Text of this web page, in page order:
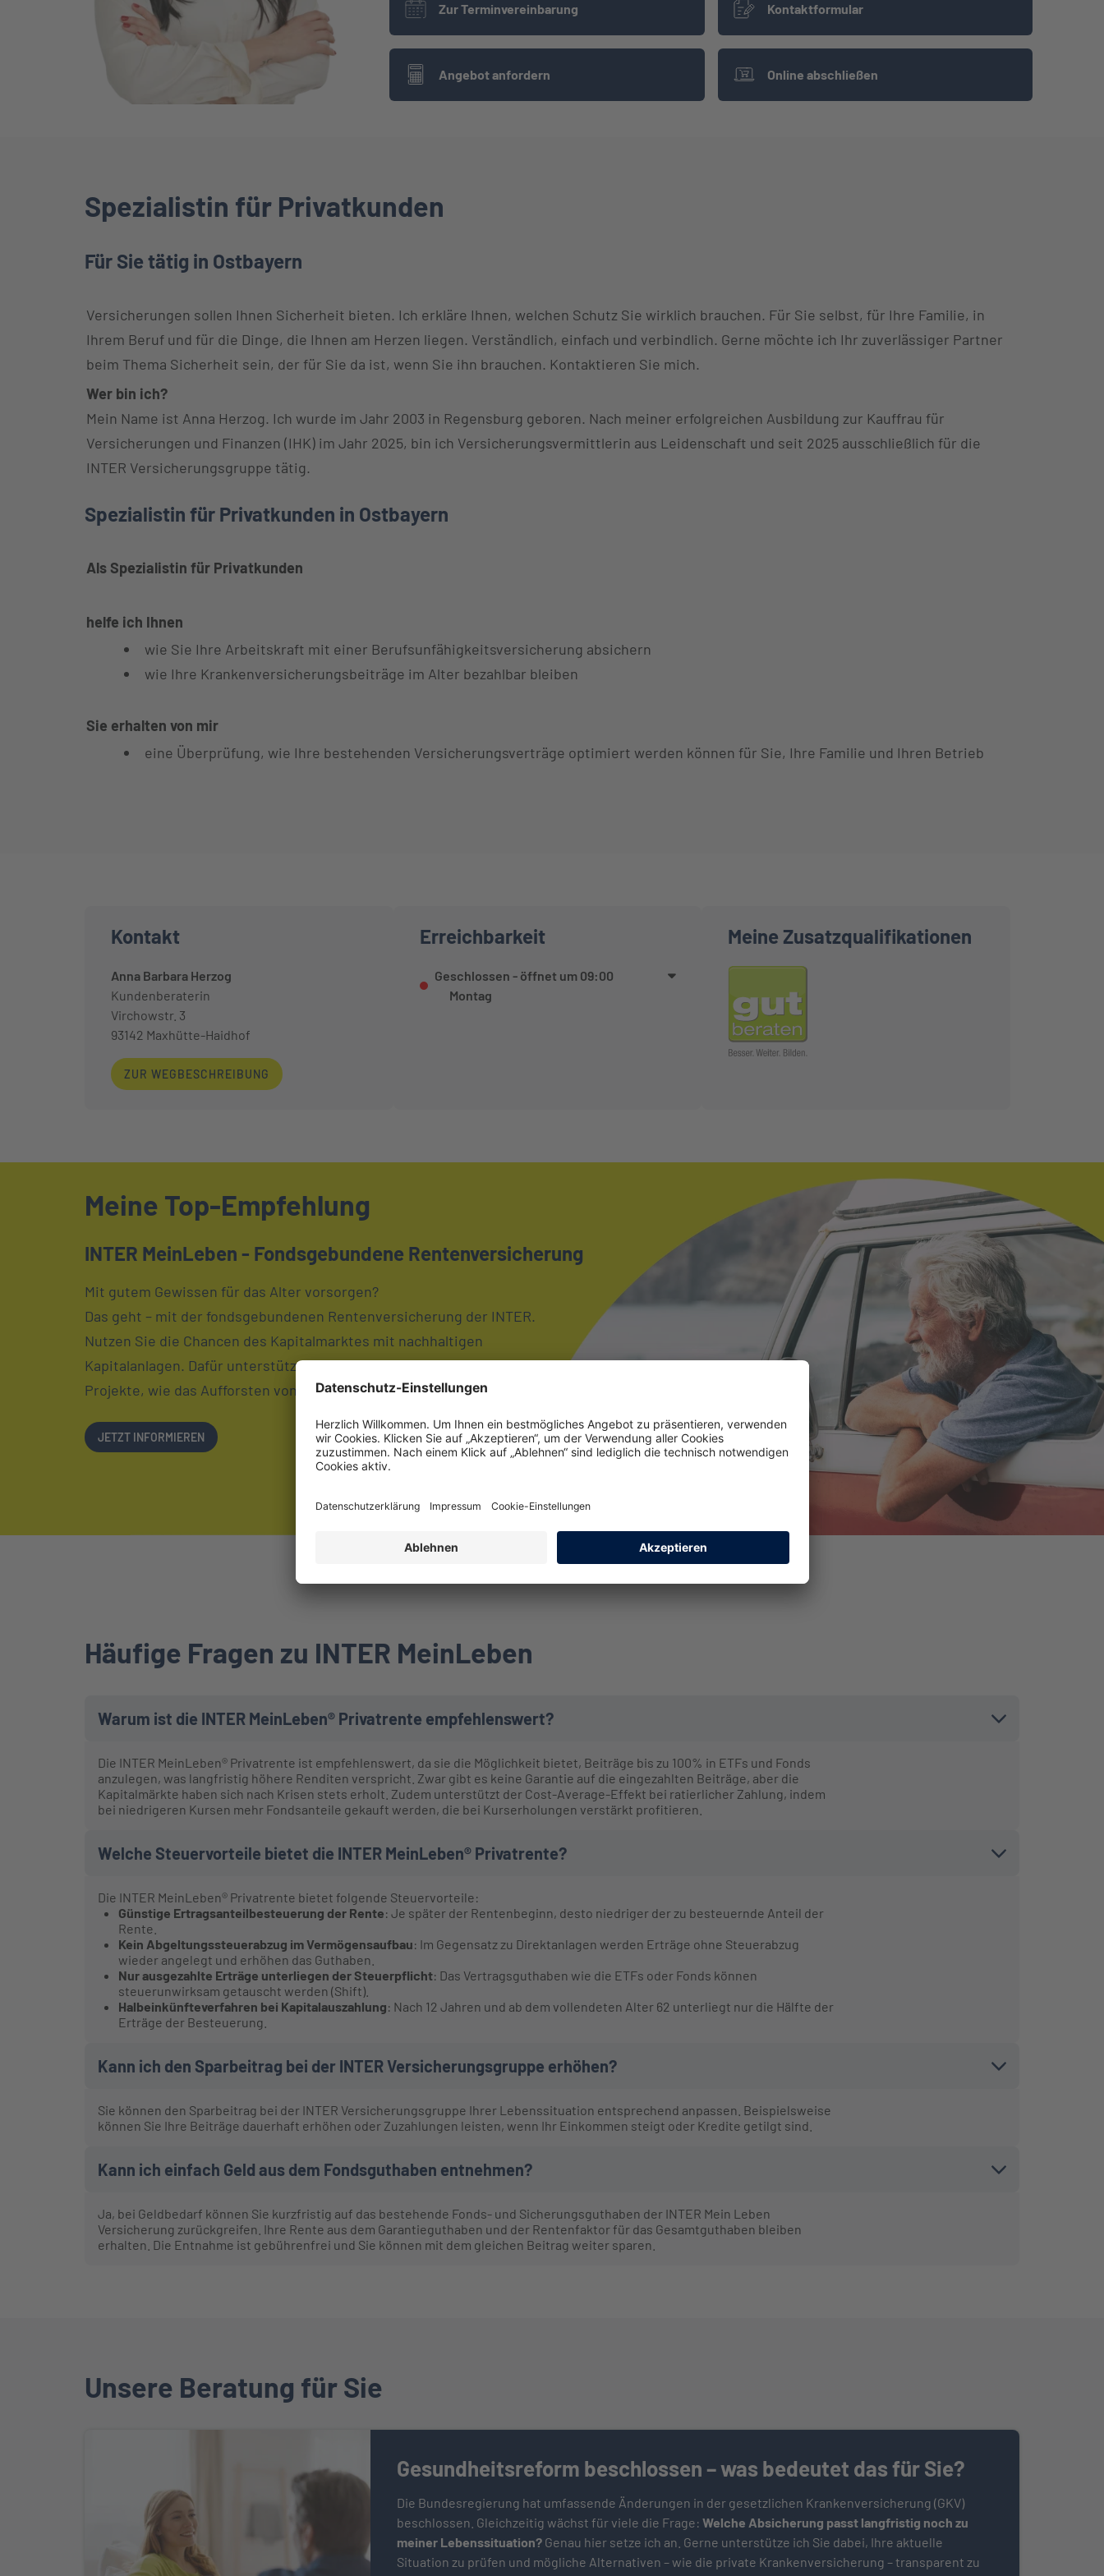
Zur Terminvereinbarung Kontaktformular
Angebot anfordern Online abschließen
Spezialistin für Privatkunden
Für Sie tätig in Ostbayern
Versicherungen sollen Ihnen Sicherheit bieten. Ich erkläre Ihnen, welchen Schutz Sie wirklich brauchen. Für Sie selbst, für Ihre Familie, in
Ihrem Beruf und für die Dinge, die Ihnen am Herzen liegen. Verständlich, einfach und verbindlich. Gerne möchte ich Ihr zuverlässiger Partner
beim Thema Sicherheit sein, der für Sie da ist, wenn Sie ihn brauchen. Kontaktieren Sie mich.
Wer bin ich?
Mein Name ist Anna Herzog. Ich wurde im Jahr 2003 in Regensburg geboren. Nach meiner erfolgreichen Ausbildung zur Kauffrau für
Versicherungen und Finanzen (IHK) im Jahr 2025, bin ich Versicherungsvermittlerin aus Leidenschaft und seit 2025 ausschließlich für die
INTER Versicherungsgruppe tätig.
Spezialistin für Privatkunden in Ostbayern
Als Spezialistin für Privatkunden
helfe ich Ihnen
wie Sie Ihre Arbeitskraft mit einer Berufsunfähigkeitsversicherung absichern
wie Ihre Krankenversicherungsbeiträge im Alter bezahlbar bleiben
Sie erhalten von mir
eine Überprüfung, wie Ihre bestehenden Versicherungsverträge optimiert werden können für Sie, Ihre Familie und Ihren Betrieb
Kontakt
Anna Barbara Herzog
Kundenberaterin
Virchowstr. 3
93142 Maxhütte-Haidhof
ZUR WEGBESCHREIBUNG
Erreichbarkeit
Geschlossen - öffnet um 09:00
Montag
Meine Zusatzqualifikationen
Meine Top-Empfehlung
INTER MeinLeben - Fondsgebundene Rentenversicherung
Mit gutem Gewissen für das Alter vorsorgen?
Das geht – mit der fondsgebundenen Rentenversicherung der INTER.
Nutzen Sie die Chancen des Kapitalmarktes mit nachhaltigen
Kapitalanlagen. Dafür unterstützen wir in Kooperation mit bessergrün
Projekte, wie das Aufforsten von Wäldern.
JETZT INFORMIEREN
LINK OPENS IN NEW TAB
Häufige Fragen zu INTER MeinLeben
Warum ist die INTER MeinLeben® Privatrente empfehlenswert?
Die INTER MeinLeben® Privatrente ist empfehlenswert, da sie die Möglichkeit bietet, Beiträge bis zu 100% in ETFs und Fonds
anzulegen, was langfristig höhere Renditen verspricht. Zwar gibt es keine Garantie auf die eingezahlten Beiträge, aber die
Kapitalmärkte haben sich nach Krisen stets erholt. Zudem unterstützt der Cost-Average-Effekt bei ratierlicher Zahlung, indem
bei niedrigeren Kursen mehr Fondsanteile gekauft werden, die bei Kurserholungen verstärkt profitieren.
Welche Steuervorteile bietet die INTER MeinLeben® Privatrente?
Die INTER MeinLeben® Privatrente bietet folgende Steuervorteile:
Günstige Ertragsanteilbesteuerung der Rente: Je später der Rentenbeginn, desto niedriger der zu besteuernde Anteil der
Rente.
Kein Abgeltungssteuerabzug im Vermögensaufbau: Im Gegensatz zu Direktanlagen werden Erträge ohne Steuerabzug
wieder angelegt und erhöhen das Guthaben.
Nur ausgezahlte Erträge unterliegen der Steuerpflicht: Das Vertragsguthaben wie die ETFs oder Fonds können
steuerunwirksam getauscht werden (Shift).
Halbeinkünfteverfahren bei Kapitalauszahlung: Nach 12 Jahren und ab dem vollendeten Alter 62 unterliegt nur die Hälfte der
Erträge der Besteuerung.
Kann ich den Sparbeitrag bei der INTER Versicherungsgruppe erhöhen?
Sie können den Sparbeitrag bei der INTER Versicherungsgruppe Ihrer Lebenssituation entsprechend anpassen. Beispielsweise
können Sie Ihre Beiträge dauerhaft erhöhen oder Zuzahlungen leisten, wenn Ihr Einkommen steigt oder Kredite getilgt sind.
Kann ich einfach Geld aus dem Fondsguthaben entnehmen?
Ja, bei Geldbedarf können Sie kurzfristig auf das bestehende Fonds- und Sicherungsguthaben der INTER Mein Leben
Versicherung zurückgreifen. Ihre Rente aus dem Garantieguthaben und der Rentenfaktor für das Gesamtguthaben bleiben
erhalten. Die Entnahme ist gebührenfrei und Sie können mit dem gleichen Beitrag weiter sparen.
Unsere Beratung für Sie
Gesundheitsreform beschlossen – was bedeutet das für Sie?
Die Bundesregierung hat umfassende Änderungen in der gesetzlichen Krankenversicherung (GKV)
beschlossen. Gleichzeitig wächst für viele die Frage: Welche Absicherung passt langfristig noch zu
meiner Lebenssituation? Genau hier setze ich an. Gerne unterstütze ich Sie dabei, Ihre aktuelle
Situation zu prüfen und mögliche Alternativen – wie die private Krankenversicherung – transparent zu